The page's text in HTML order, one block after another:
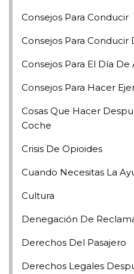
Consejos Para Conducir
Consejos Para Conducir
Consejos Para El Día De
Consejos Para Hacer
Cosas Que Hacer
Coche
Crisis De Opioides
Cuando Necesitas La
Cultura
Denegación De
Derechos Del Pasajero
Derechos Legales